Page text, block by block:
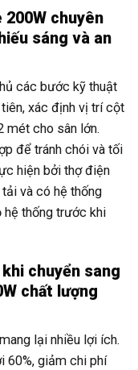
chuyên
sáng và an
các bước kỹ thuật
xác định vị trí cột
mét cho sân lớn.
để tránh chói và tối
hiện bởi thợ điện
và có hệ thống
hệ thống trước khi
chuyển sang
chất lượng
lại nhiều lợi ích.
60%, giảm chi phí